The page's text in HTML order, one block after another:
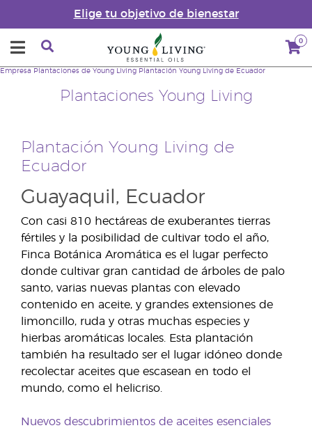
Elige tu objetivo de bienestar
0
Plantaciones Young Living
Empresa Plantaciones de Young Living Plantación Young Living de Ecuador
Plantación Young Living de
Ecuador
Guayaquil, Ecuador
Con casi 810 hectáreas de exuberantes tierras
fértiles y la posibilidad de cultivar todo el año,
Finca Botánica Aromática es el lugar perfecto
donde cultivar gran cantidad de árboles de palo
santo, varias nuevas plantas con elevado
contenido en aceite, y grandes extensiones de
limoncillo, ruda y otras muchas especies y
hierbas aromáticas locales. Esta plantación
también ha resultado ser el lugar idóneo donde
recolectar aceites que escasean en todo el
mundo, como el helicriso.
Nuevos descubrimientos de aceites esenciales